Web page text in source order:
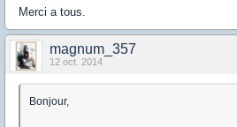
Merci a tous.
magnum_357
12 oct. 2014
Bonjour,